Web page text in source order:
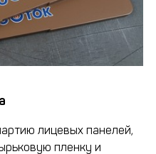
лицевых панелей,
пленку и